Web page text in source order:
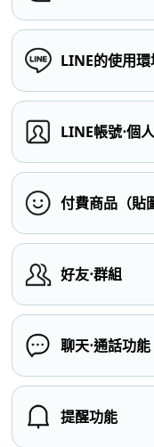
LINE的使用環
LINE帳號⋅個
付費商品（貼
好友⋅群組
聊天⋅通話功能
提醒功能